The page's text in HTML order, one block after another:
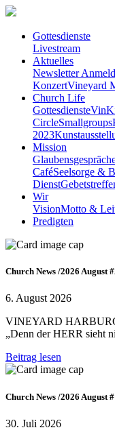
Gottesdienste
Livestream
Aktuelles
Newsletter
KonzertVineyard
Church Life
Gottesdienste
CircleSmallgroups
2023
Mission
CaféSeelsorge &
Dienst
Wir
VisionMotto &
Predigten
Church News /2026 August
6. August 2026
VINEYARD
„Denn der HERR sieht
Beitrag lesen
Church News /2026 August
30. Juli 2026